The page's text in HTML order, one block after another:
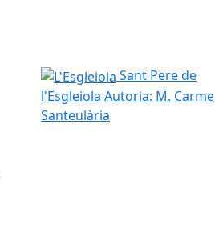
L'Esgleiola
Sant Pere de
l'Esgleiola Autoria: M. Carme
Santeulària